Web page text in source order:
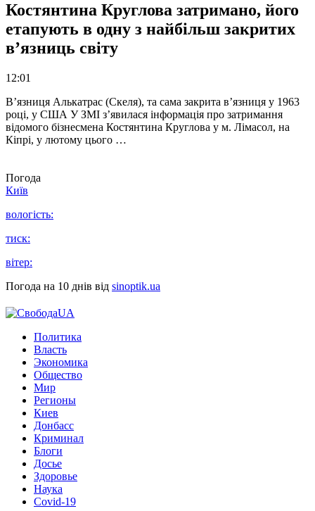
Костянтина Круглова затримано, його
етапують в одну з найбільш закритих
в’язниць світу
12:01
В’язниця Алькатрас (Скеля), та сама закрита в’язниця у 1963
році, у США У ЗМІ з’явилася інформація про затримання
відомого бізнесмена Костянтина Круглова у м. Лімасол, на
Кіпрі, у лютому цього …
Погода
Київ
вологість:
тиск:
вітер:
Погода на 10 днів від sinoptik.ua
Политика
Власть
Экономика
Общество
Мир
Регионы
Киев
Донбасс
Криминал
Блоги
Досье
Здоровье
Наука
Covid-19